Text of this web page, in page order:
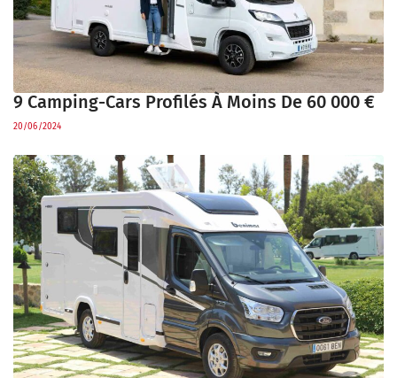
9 Camping-Cars Profilés À Moins De 60 000 €
20/06/2024